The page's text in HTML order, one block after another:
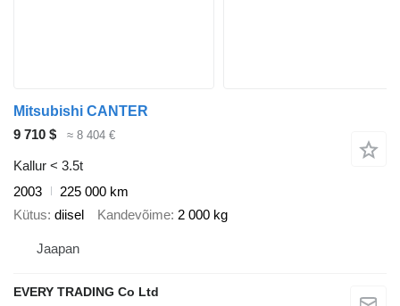
Mitsubishi CANTER
9 710 $
≈ 8 404 €
Kallur < 3.5t
2003
225 000 km
Kütus diisel Kandevõime 2 000 kg
Jaapan
EVERY TRADING Co Ltd